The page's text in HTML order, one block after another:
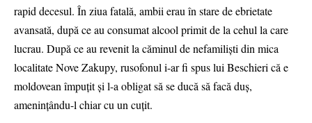
rapid decesul. În ziua fatală, ambii erau în stare de ebrietate
avansată, după ce au consumat alcool primit de la cehul la care
lucrau. După ce au revenit la căminul de nefamiliști din mica
localitate Nove Zakupy, rusofonul i-ar fi spus lui Beschieri că e
moldovean împuțit și l-a obligat să se ducă să facă duș,
amenințându-l chiar cu un cuțit.